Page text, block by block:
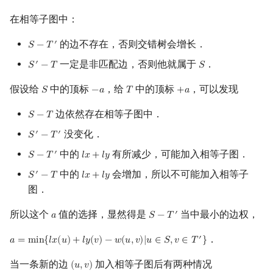
在相等子图中：
𝑆 −𝑇 ′
S−T′ 的边不存在，否则交错树会增长．
𝑆′ −𝑇
S′− T 一定是非匹配边，否则他就属于 𝑆
S．
假设给 𝑆
S中的顶标 −𝑎
−a ，给𝑇
T 中的顶标 +𝑎
+a ，可以发现
𝑆 −𝑇
S−T 边依然存在相等子图中．
𝑆′ −𝑇 ′
S′− T′ 没变化．
𝑆 −𝑇 ′
S−T′ 中的 𝑙𝑥+𝑙𝑦
lx+ly 有所减少，可能加入相等子图．
𝑆′ −𝑇
S′− T 中的 𝑙𝑥+𝑙𝑦
lx+ly
会增加，所以不可能加入相等子
图．
所以这个 𝑎
a 值的选择，显然得是 𝑆 −𝑇 ′
S−T′ 当中最小的边权，
𝑎 = min{𝑙𝑥(𝑢) +𝑙𝑦(𝑣) −𝑤(𝑢,𝑣)|𝑢 ∈ 𝑆,𝑣 ∈ 𝑇 ′}
a =min{lx(u)+ly (v )−w(u v) |u∈S,v ∈T ′} ．
当一条新的边 (𝑢,𝑣)
(u,v) 加入相等子图后有两种情况